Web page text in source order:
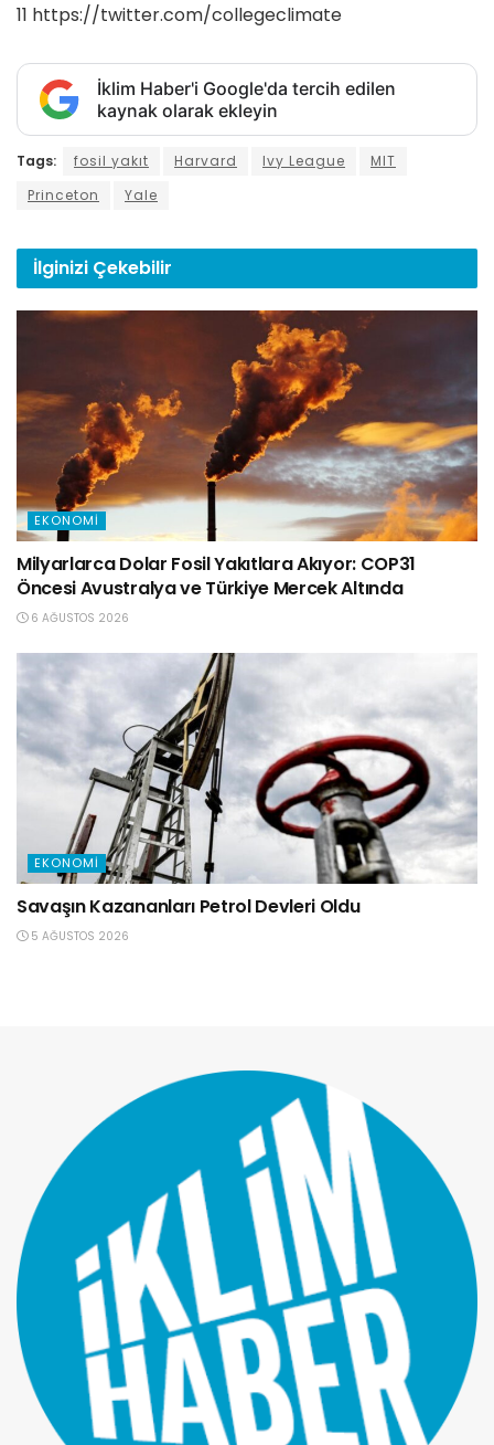
11 https://twitter.com/collegeclimate ­
İklim Haber'i Google'da tercih edilen
kaynak olarak ekleyin
Tags: fosil yakıt Harvard Ivy League
MIT
Princeton
Yale
İlginizi Çekebilir
EKONOMI
Milyarlarca Dolar Fosil Yakıtlara Akıyor: COP31
Öncesi Avustralya ve Türkiye Mercek Altında
6 AĞUSTOS 2026
EKONOMI
Savaşın Kazananları Petrol Devleri Oldu
5 AĞUSTOS 2026